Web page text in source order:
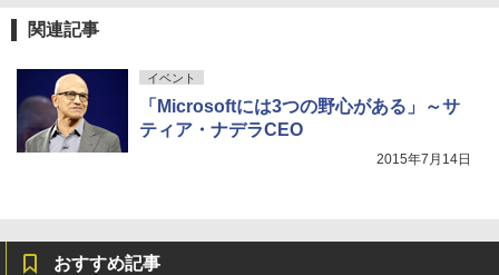
関連記事
イベント
「Microsoftには3つの野心がある」～サ
ティア・ナデラCEO
2015年7月14日
おすすめ記事